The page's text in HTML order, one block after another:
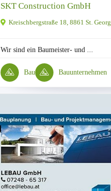
SKT Construction GmbH
Kreischbergstraße 18, 8861 St.
Wir sind ein Baumeister- und ...
Bau Bauunternehmen